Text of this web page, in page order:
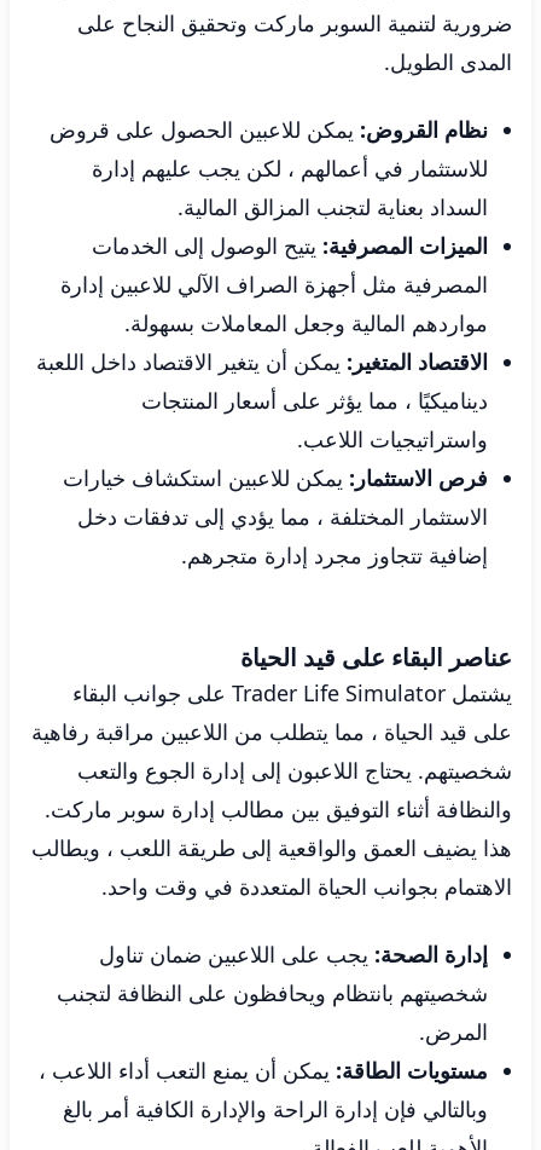
ضرورية لتنمية السوبر ماركت وتحقيق النجاح على
المدى الطويل.
نظام القروض: يمكن للاعبين الحصول على قروض
للاستثمار في أعمالهم ، لكن يجب عليهم إدارة
السداد بعناية لتجنب المزالق المالية.
الميزات المصرفية: يتيح الوصول إلى الخدمات
المصرفية مثل أجهزة الصراف الآلي للاعبين إدارة
مواردهم المالية وجعل المعاملات بسهولة.
الاقتصاد المتغير: يمكن أن يتغير الاقتصاد داخل اللعبة
ديناميكيًا ، مما يؤثر على أسعار المنتجات
واستراتيجيات اللاعب.
فرص الاستثمار: يمكن للاعبين استكشاف خيارات
الاستثمار المختلفة ، مما يؤدي إلى تدفقات دخل
إضافية تتجاوز مجرد إدارة متجرهم.
عناصر البقاء على قيد الحياة
يشتمل Trader Life Simulator على جوانب البقاء
على قيد الحياة ، مما يتطلب من اللاعبين مراقبة رفاهية
شخصيتهم. يحتاج اللاعبون إلى إدارة الجوع والتعب
والنظافة أثناء التوفيق بين مطالب إدارة سوبر ماركت.
هذا يضيف العمق والواقعية إلى طريقة اللعب ، ويطالب
الاهتمام بجوانب الحياة المتعددة في وقت واحد.
إدارة الصحة: ​​يجب على اللاعبين ضمان تناول
شخصيتهم بانتظام ويحافظون على النظافة لتجنب
المرض.
مستويات الطاقة: يمكن أن يمنع التعب أداء اللاعب ،
وبالتالي فإن إدارة الراحة والإدارة الكافية أمر بالغ